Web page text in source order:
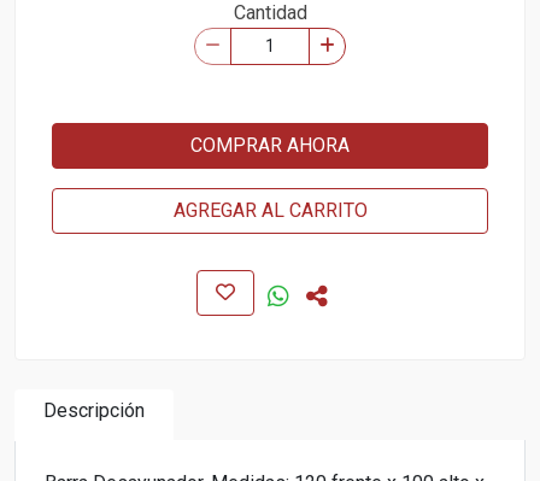
Cantidad
COMPRAR AHORA
AGREGAR AL CARRITO
Descripción